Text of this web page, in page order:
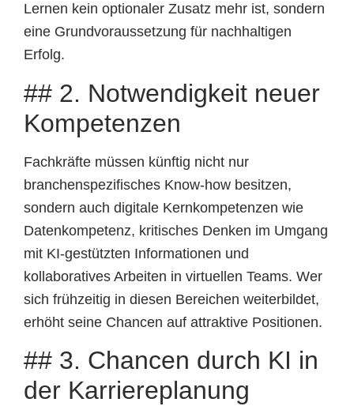
Lernen kein optionaler Zusatz mehr ist, sondern
eine Grundvoraussetzung für nachhaltigen
Erfolg.
## 2. Notwendigkeit neuer
Kompetenzen
Fachkräfte müssen künftig nicht nur
branchenspezifisches Know-how besitzen,
sondern auch digitale Kernkompetenzen wie
Datenkompetenz, kritisches Denken im Umgang
mit KI-gestützten Informationen und
kollaboratives Arbeiten in virtuellen Teams. Wer
sich frühzeitig in diesen Bereichen weiterbildet,
erhöht seine Chancen auf attraktive Positionen.
## 3. Chancen durch KI in
der Karriereplanung